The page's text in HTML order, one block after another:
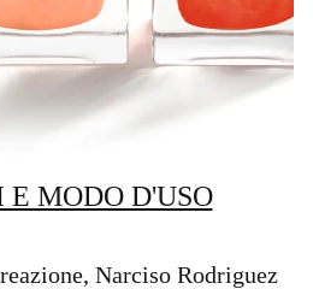
E MODO D'USO
Narciso Rodriguez